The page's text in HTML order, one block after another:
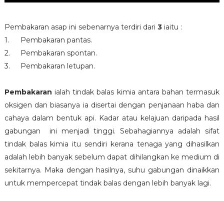
Pembakaran asap ini sebenarnya terdiri dari 3iaitu :
1.
Pembakaran pantas.
2.
Pembakaran spontan.
3.
Pembakaran letupan.
Pembakaran ialah tindak balas kimia antara bahan termasuk
oksigen dan biasanya ia disertai dengan penjanaan haba dan
cahaya dalam bentuk api. Kadar atau kelajuan daripada hasil
gabungan ini menjadi tinggi. Sebahagiannya adalah sifat
tindak balas kimia itu sendiri kerana tenaga yang dihasilkan
adalah lebih banyak sebelum dapat dihilangkan ke medium di
sekitarnya. Maka dengan hasilnya, suhu gabungan dinaikkan
untuk mempercepat tindak balas dengan lebih banyak lagi.